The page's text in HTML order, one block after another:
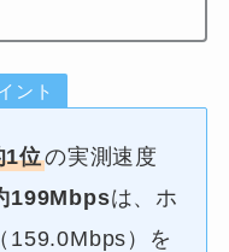
ント
1位の実測速度
199Mbpsは、ホ
159.0Mbps）を